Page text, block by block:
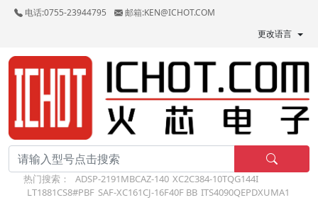
电话:0755-23944795
邮箱:KEN@ICHOT.COM
更改语言
热门搜索： ADSP-2191MBCAZ-140 XC2C384-10TQG144I
LT1881CS8#PBF SAF-XC161CJ-16F40F BB ITS4090QEPDXUMA1